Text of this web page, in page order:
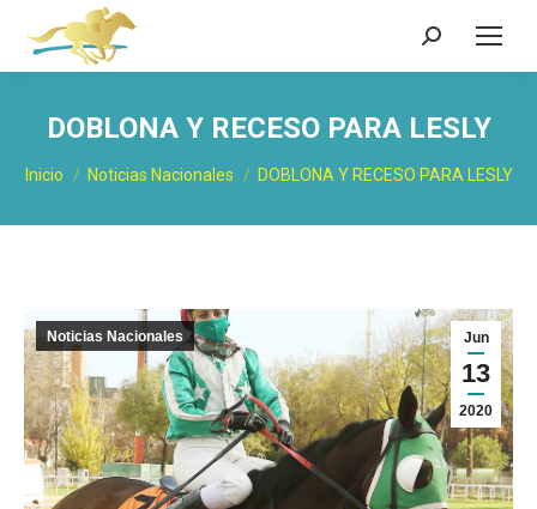
Buscar:
DOBLONA Y RECESO PARA LESLY
Estás aquí:
Inicio Noticias Nacionales DOBLONA Y RECESO PARA LESLY
Jun
13
2020
Noticias Nacionales